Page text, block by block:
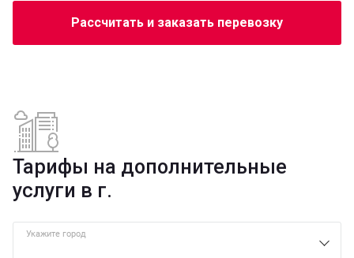
Рассчитать и заказать перевозку
Тарифы на дополнительные
услуги в г.
Укажите город